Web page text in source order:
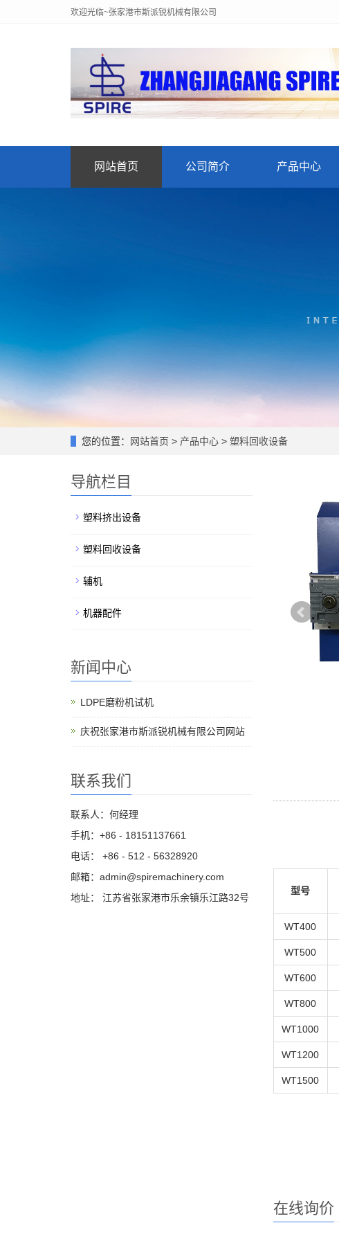
欢迎光临~张家港市斯派锐机械有限公司
网站首页 公司简介 产品中心
您的位置： 网站首页 > 产品中心 > 塑料回收设备
型号
WT400
WT500
WT600
WT800
WT1000
WT1200
WT1500
在线询价
导航栏目
塑料挤出设备
塑料回收设备
辅机
机器配件
新闻中心
LDPE磨粉机试机
庆祝张家港市斯派锐机械有限公司网站
联系我们
联系人：何经理
手机：+86 - 18151137661
电话： +86 - 512 - 56328920
邮箱：admin@spiremachinery.com
地址： 江苏省张家港市乐余镇乐江路32号